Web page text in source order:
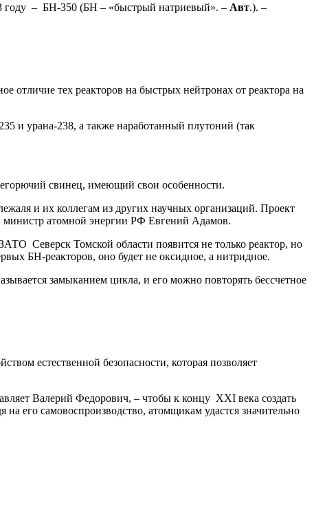
году – БН-350 (БН – «быстрый натриевый». – Авт.). –
тех реакторов на быстрых нейтронах от реактора на
и урана-238, а также наработанный плутоний (так
свинец, имеющий свои особенности.
и их коллегам из других научных организаций. Проект
атомной энергии РФ Евгений Адамов.
Северск Томской области появится не только реактор, но
БН-реакторов, оно будет не оксидное, а нитридное.
замыканием цикла, и его можно повторять бессчетное
естественной безопасности, которая позволяет
Валерий Федорович, – чтобы к концу XXI века создать
его самовоспроизводство, атомщикам удастся значительно